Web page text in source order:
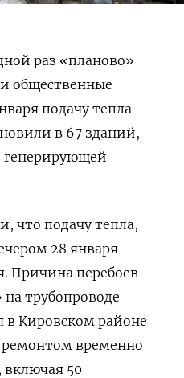
раз «планово»
общественные
подачу тепла
в 67 зданий,
генерирующей
что подачу тепла,
28 января
Причина перебоев —
трубопроводе
в Кировском районе
ремонтом временно
50